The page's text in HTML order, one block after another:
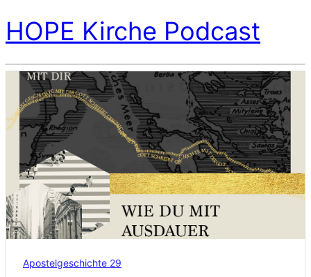
HOPE Kirche Podcast
Apostelgeschichte 29